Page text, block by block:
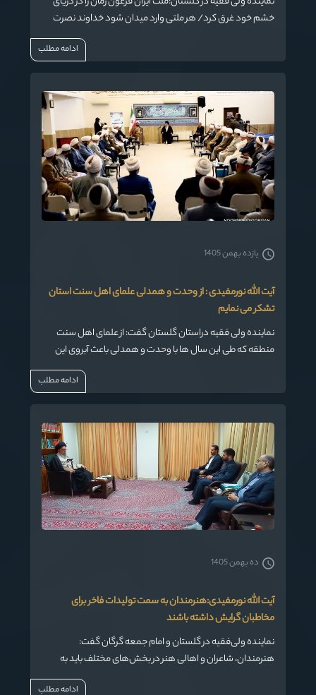
خشم خود غرق کرد/ هر ملتی وارد میدان شود خداوند نصرت
ادامه مطلب
آیت الله نورمفیدی : از وحدت و همدلی علمای اهل سنت استان
تشکر می نمایم
نماینده ولی فقیه دراستان گلستان گفت: از علمای اهل سنت
منطقه که طی این سال ها با وحدت و همدلی باعث آبروی این
یازده بهمن 1405
ادامه مطلب
آیت الله نورمفیدی:هنرمندان به سمت تولیدات فاخر برای
مخاطبان گرایش داشته باشند
نماینده ولی‌فقیه در گلستان و امام جمعه گرگان گفت:
هنرمندان، شاعران و اهالی هنر در بخش‌های مختلف باید به
سمت تولید آثار فاخر و نو در سطوح بین‌المللی برای مخاطبان
ده بهمن 1405
ادامه مطلب